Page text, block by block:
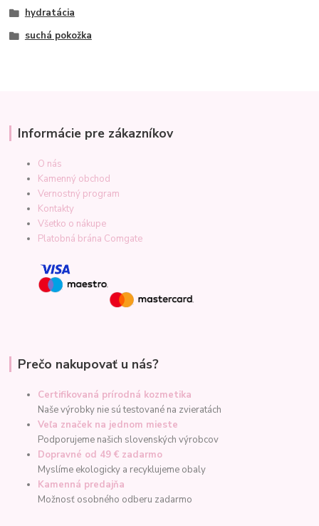
hydratácia
suchá pokožka
Informácie pre zákazníkov
O nás
Kamenný obchod
Vernostný program
Kontakty
Všetko o nákupe
Platobná brána Comgate
Prečo nakupovať u nás?
Certifikovaná prírodná kozmetika
Naše výrobky nie sú testované na zvieratách
Veľa značek na jednom mieste
Podporujeme našich slovenských výrobcov
Dopravné od 49 € zadarmo
Myslíme ekologicky a recyklujeme obaly
Kamenná predajňa
Možnosť osobného odberu zadarmo